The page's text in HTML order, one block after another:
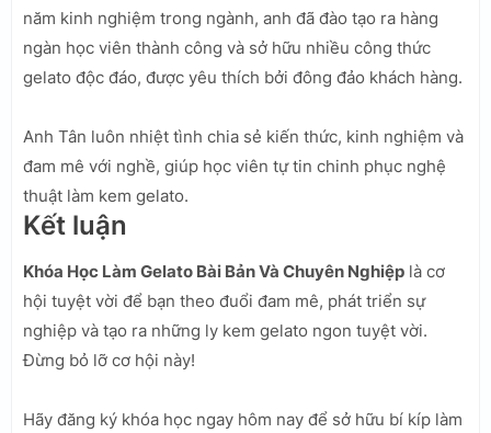
năm kinh nghiệm trong ngành, anh đã đào tạo ra hàng
ngàn học viên thành công và sở hữu nhiều công thức
gelato độc đáo, được yêu thích bởi đông đảo khách hàng.
Anh Tân luôn nhiệt tình chia sẻ kiến thức, kinh nghiệm và
đam mê với nghề, giúp học viên tự tin chinh phục nghệ
thuật làm kem gelato.
Kết luận
Khóa Học Làm Gelato Bài Bản Và Chuyên Nghiệp là cơ
hội tuyệt vời để bạn theo đuổi đam mê, phát triển sự
nghiệp và tạo ra những ly kem gelato ngon tuyệt vời.
Đừng bỏ lỡ cơ hội này!
Hãy đăng ký khóa học ngay hôm nay để sở hữu bí kíp làm